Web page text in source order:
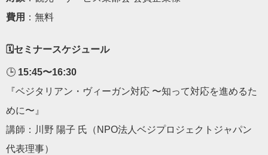
費用 ：無料
🗓️セミナースケジュール
🕒 15:45〜16:30
『ベジタリアン・ヴィーガン対応 〜知って対応を進めるた
めに〜』
講師：川野 陽子 氏（NPO法人ベジプロジェクトジャパン
代表理事）